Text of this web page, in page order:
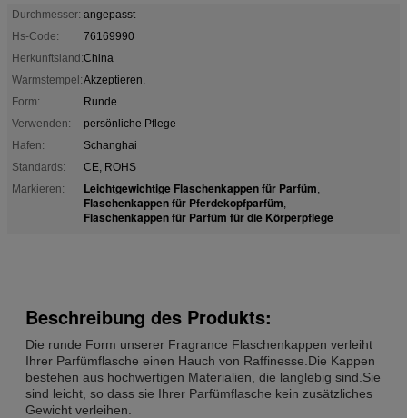
Durchmesser: angepasst
Hs-Code:
76169990
Herkunftsland:China
Warmstempel:Akzeptieren.
Form:
Runde
Verwenden:
persönliche Pflege
Hafen:
Schanghai
Standards:
CE, ROHS
Markieren:
Leichtgewichtige Flaschenkappen für Parfüm,
Flaschenkappen für Pferdekopfparfüm,
Flaschenkappen für Parfüm für die Körperpflege
Beschreibung des Produkts:
Die runde Form unserer Fragrance Flaschenkappen verleiht
Ihrer Parfümflasche einen Hauch von Raffinesse.Die Kappen
bestehen aus hochwertigen Materialien, die langlebig sind.Sie
sind leicht, so dass sie Ihrer Parfümflasche kein zusätzliches
Gewicht verleihen.